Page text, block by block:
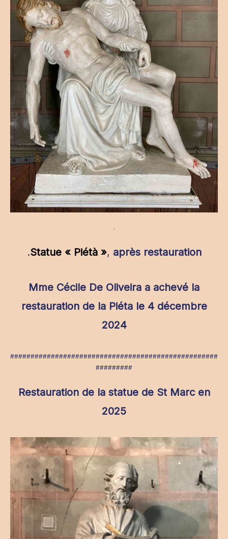
.
.Statue « Piétà », après restauration
Mme Cécile De Oliveira a achevé la
restauration de la Piéta le 4 décembre
2024
###################################################
#########
Restauration de la statue de St Marc en
2025